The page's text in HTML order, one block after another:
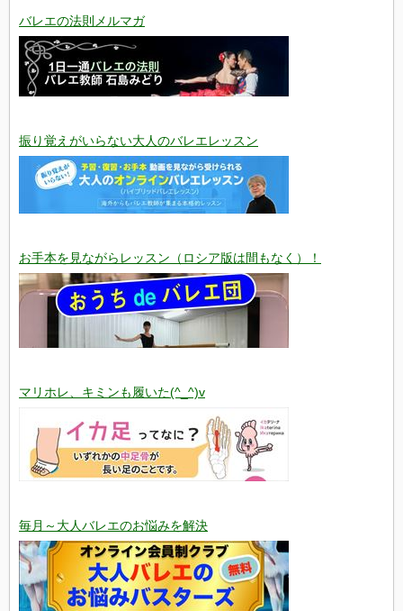
バレエの法則メルマガ
振り覚えがいらない大人のバレエレッスン
お手本を見ながらレッスン（ロシア版は間もなく）！
マリホレ、キミンも履いた(^_^)v
毎月～大人バレエのお悩みを解決